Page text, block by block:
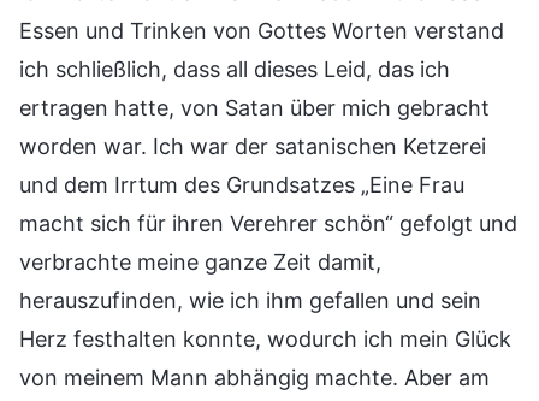
Essen und Trinken von Gottes Worten verstand
ich schließlich, dass all dieses Leid, das ich
ertragen hatte, von Satan über mich gebracht
worden war. Ich war der satanischen Ketzerei
und dem Irrtum des Grundsatzes „Eine Frau
macht sich für ihren Verehrer schön“ gefolgt und
verbrachte meine ganze Zeit damit,
herauszufinden, wie ich ihm gefallen und sein
Herz festhalten konnte, wodurch ich mein Glück
von meinem Mann abhängig machte. Aber am